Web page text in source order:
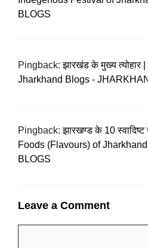
BLOGS
Pingback:झारखंड के मुख्य
Jharkhand Blogs -
Pingback:झारखण्ड के 10
Foods (Flavours) of
BLOGS
Leave a Comment